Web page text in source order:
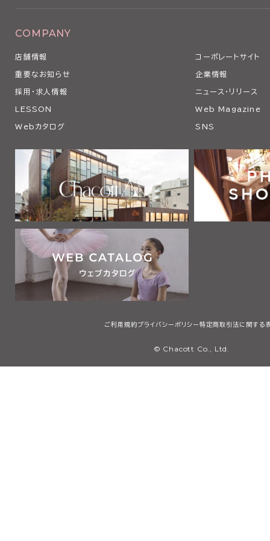
COMPANY
店舗情報 コーポレートサイト
重要なお知らせ 企業情報
採用・求人情報 ニュース・リリース
LESSON Web Magazine
Webカタログ SNS
ご利用規約プライバシーポリシー 特定商取引法に関する
© Chacott Co., Ltd.